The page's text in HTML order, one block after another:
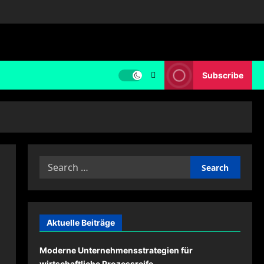
Subscribe
Search
Aktuelle Beiträge
Moderne Unternehmensstrategien für